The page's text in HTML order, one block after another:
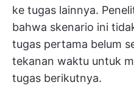
ke tugas lainnya.
bahwa skenario ini
tugas pertama belum
tekanan waktu untuk
tugas berikutnya.